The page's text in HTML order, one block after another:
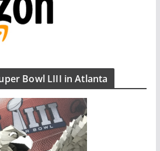
Bowl LIII in Atlanta